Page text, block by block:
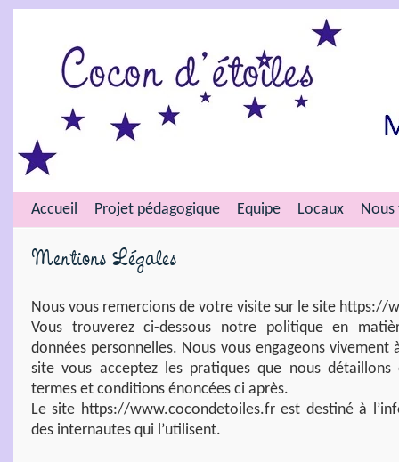
Accueil Projet pédagogique Equipe Locaux
Mentions Légales
Nous vous remercions de votre visite sur le site https://
Vous trouverez ci-dessous notre politique en
données personnelles. Nous vous engageons
site vous acceptez les pratiques que nous
termes et conditions énoncées ci après.
Le site https://www.cocondetoiles.fr est destiné à
des internautes qui l’utilisent.